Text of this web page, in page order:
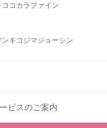
ココカラファイン
キコジマジョーシン
ビスのご案内